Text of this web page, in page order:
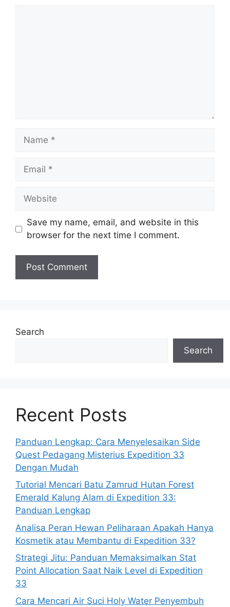
Name
Email
Website
Save my name, email, and website in this
browser for the next time I comment.
Search
Search
Recent Posts
Panduan Lengkap: Cara Menyelesaikan Side
Quest Pedagang Misterius Expedition 33
Dengan Mudah
Tutorial Mencari Batu Zamrud Hutan Forest
Emerald Kalung Alam di Expedition 33:
Panduan Lengkap
Analisa Peran Hewan Peliharaan Apakah Hanya
Kosmetik atau Membantu di Expedition 33?
Strategi Jitu: Panduan Memaksimalkan Stat
Point Allocation Saat Naik Level di Expedition
33
Cara Mencari Air Suci Holy Water Penyembuh